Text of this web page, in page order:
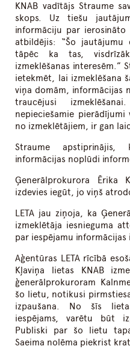
KNAB vadītājs Straume
skops. Uz tiešu
informāciju par ierosināto
atbildējis: “Šo jautājumu
tāpēc ka tas,
izmeklēšanas interesēm.”
ietekmēt, lai izmeklēšana
viņa domām, informācijas
traucējusi
nepieciešamie
no izmeklētājiem, ir gan
Straume
informācijas noplūdi
Ģenerālprokurora Ērika
izdevies iegūt, jo viņš
LETA jau ziņoja, ka
izmeklētāja iesnieguma
par iespējamu informācijas
Aģentūras LETA rīcībā
Kļaviņa lietas KNAB
ģenerālprokuroram
šo lietu, notikusi
izpaušana. No šīs
iespējams, varētu būt
Publiski par šo lietu
Saeima nolēma piekrist